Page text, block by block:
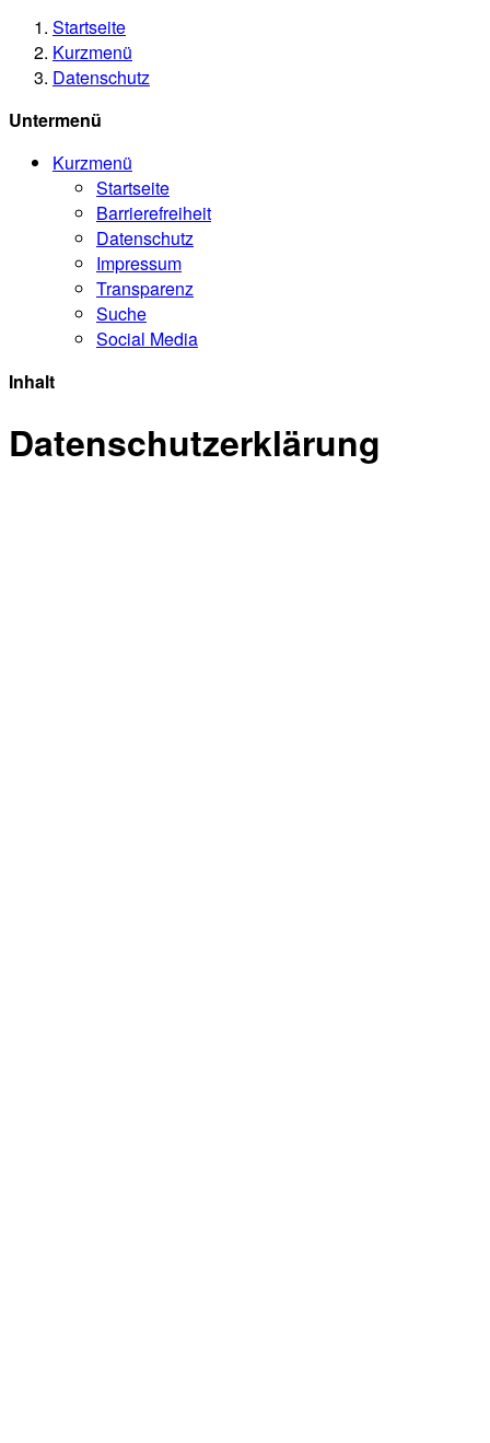
Startseite
Kurzmenü
Datenschutz
Untermenü
Kurzmenü
Startseite
Barrierefreiheit
Datenschutz
Impressum
Transparenz
Suche
Social Media
Inhalt
Datenschutzerklärung